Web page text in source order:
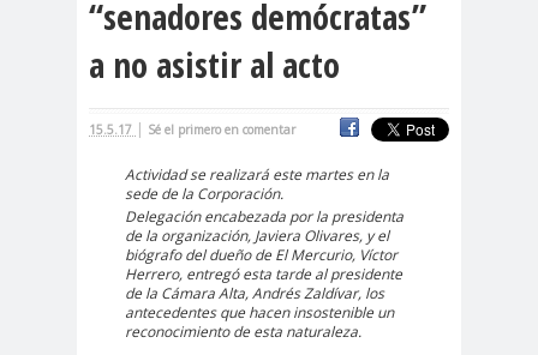
cación
#DerechosFundam
#Destaca
#Destacado
#Destacado #Importante
#Noticias #Asamblea
#Colegiodeperiodistas
#Destacado #Importante
#Noticias #CongresoNacional
“senadores demócratas”
a no asistir al acto
15.5.17 | Sé el primero en comentar
Actividad se realizará este martes en la
sede de la Corporación.
Delegación encabezada por la presidenta
de la organización, Javiera Olivares, y el
biógrafo del dueño de El Mercurio, Víctor
Herrero, entregó esta tarde al presidente
de la Cámara Alta, Andrés Zaldívar, los
antecedentes que hacen insostenible un
reconocimiento de esta naturaleza.